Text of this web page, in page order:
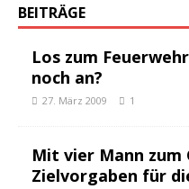
BEITRÄGE
Los zum
noch an?
27. März 2009 1
Mit vier Mann zum
Zielvorgaben für